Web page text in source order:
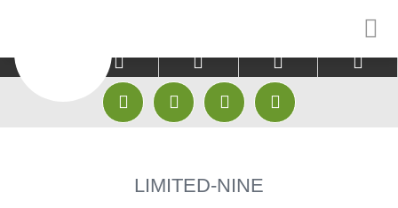

   
LIMITED-NINE
   